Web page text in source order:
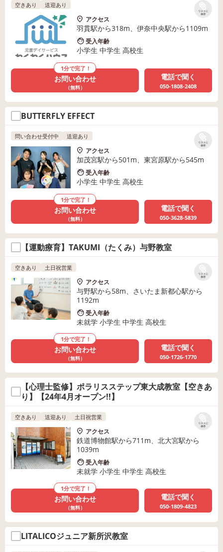
リストに
保存
空きあり 送迎あり
アクセス
羽貫駅から318m、伊奈中央駅から1109m
受入年齢
小学生 中学生 高校生
1分で完了！
お問い合わせ
（無料）
電話で聞く
050-1808-2408
BUTTERFLY EFFECT
リストに
保存
問い合わせ受付中 送迎あり
アクセス
加茂宮駅から501m、東宮原駅から545m
受入年齢
小学生 中学生 高校生
1分で完了！
お問い合わせ
（無料）
電話で聞く
050-3628-5839
【運動療育】TAKUMI（たくみ）与野教室
リストに
保存
空きあり 土日祝営業
アクセス
与野駅から58m、さいたま新都心駅から
1192m
受入年齢
未就学 小学生 中学生 高校生
1分で完了！
お問い合わせ
（無料）
電話で聞く
050-1726-1770
【心理士監修】ポラリスステップ東大成教室【空きあ
り】【24年4月オープン!!】
リストに
保存
空きあり 送迎あり 土日祝営業
アクセス
鉄道博物館駅から711m、北大宮駅から
1039m
受入年齢
未就学 小学生 中学生 高校生
1分で完了！
お問い合わせ
（無料）
電話で聞く
050-1809-4823
LITALICOジュニア新所沢教室